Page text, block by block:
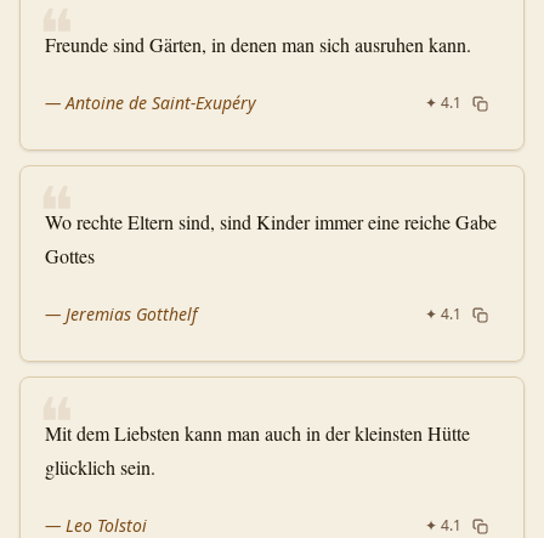
❝
Freunde sind Gärten, in denen man sich ausruhen kann.
—Antoine de Saint-Exupéry ✦ 4.1
❝
Wo rechte Eltern sind, sind Kinder immer eine reiche Gabe
Gottes
— Jeremias Gotthelf ✦ 4.1
❝
Mit dem Liebsten kann man auch in der kleinsten Hütte
glücklich sein.
— Leo Tolstoi ✦ 4.1